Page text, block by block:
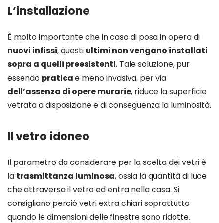
L’installazione
È molto importante che in caso di posa in opera di
nuovi infissi, questi ultimi non vengano installati
sopra a quelli preesistenti. Tale soluzione, pur
essendo praticae meno invasiva, per via
dell’assenza di opere murarie, riduce la superficie
vetrata a disposizione e di conseguenza la luminosità.
Il vetro idoneo
Il parametro da considerare per la scelta dei vetri è
la trasmittanza luminosa, ossia la quantità di luce
che attraversa il vetro ed entra nella casa. Si
consigliano perciò vetri extra chiari soprattutto
quando le dimensioni delle finestre sono ridotte.